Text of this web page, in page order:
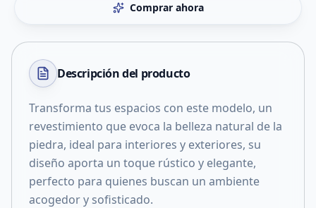
Comprar ahora
Descripción del producto
Transforma tus espacios con este modelo, un
revestimiento que evoca la belleza natural de la
piedra, ideal para interiores y exteriores, su
diseño aporta un toque rústico y elegante,
perfecto para quienes buscan un ambiente
acogedor y sofisticado.